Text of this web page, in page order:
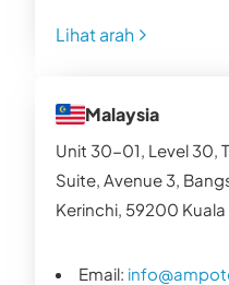
Lihat arah
Malaysia
Unit 30-01, Level 30,
Suite, Avenue 3,
Kerinchi, 59200
Email: